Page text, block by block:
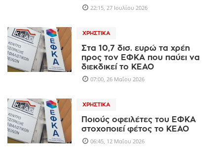
22:15, 27 Ιουλίου 2026
ΧΡΗΣΤΙΚΆ
Στα 10,7 δισ. ευρώ τα χρέη
προς τον ΕΦΚΑ που παύει να
διεκδικεί το ΚΕΑΟ
07:00, 26 Μαΐου 2026
ΧΡΗΣΤΙΚΆ
Ποιούς οφειλέτες του ΕΦΚΑ
στοχοποιεί φέτος το ΚΕΑΟ
06:45, 12 Μαΐου 2026